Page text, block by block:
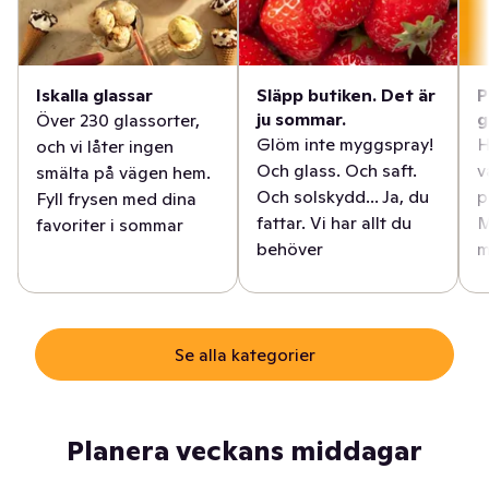
Iskalla glassar
Över 230 glassorter,
och vi låter ingen
smälta på vägen hem.
Fyll frysen med dina
favoriter i sommar
Släpp butiken. Det är
ju sommar.
Glöm inte myggspray!
Och glass. Och saft.
Och solskydd... Ja, du
fattar. Vi har allt du
behöver
Se alla kategorier
Planera veckans middagar